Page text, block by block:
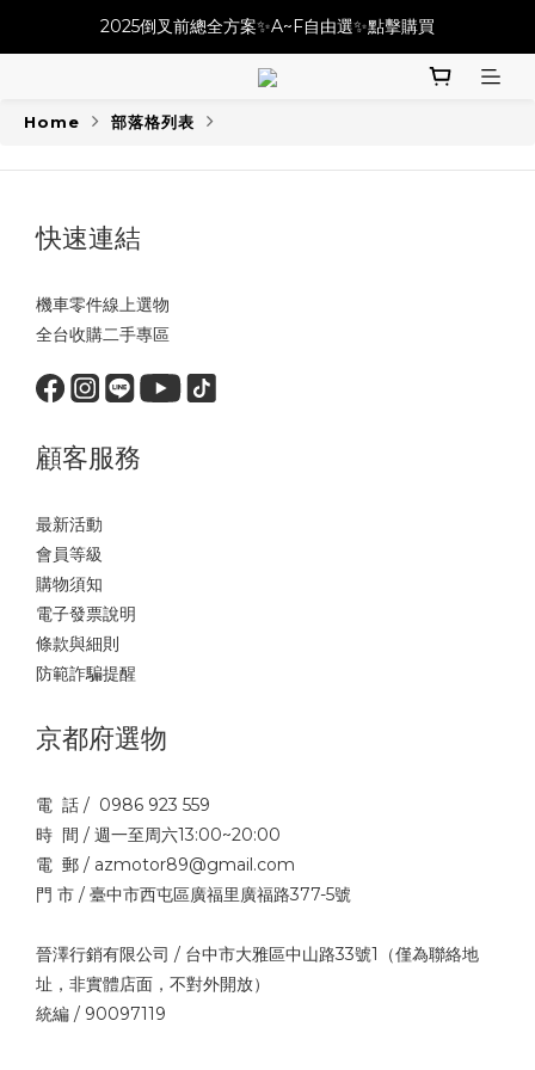
必改龍頭四件套⚡️不用五千六!! 優惠價只要 $ 4899💥
2025倒叉前總全方案✨A~F自由選✨點擊購買
必改龍頭四件套⚡️不用五千六!! 優惠價只要 $ 4899💥
Home 部落格列表
快速連結
機車零件線上選物
全台收購二手專區
顧客服務
最新活動
會員等級
購物須知
電子發票說明
條款與細則
防範詐騙提醒
京都府選物
電 話 / 0986 923 559
時 間 / 週一至周六13:00~20:00
電 郵 / azmotor89@gmail.com
門 市 / 臺中市西屯區廣福里廣福路377-5號
晉澤行銷有限公司 / 台中市大雅區中山路33號1（僅為聯絡地
址，非實體店面，不對外開放）
統編 / 90097119